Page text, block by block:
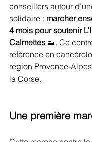
conseillers autour
solidaire : marcher
4 mois pour soutenir
Calmettes 👟. Ce
référence en
région Provence-
la Corse.
Une première